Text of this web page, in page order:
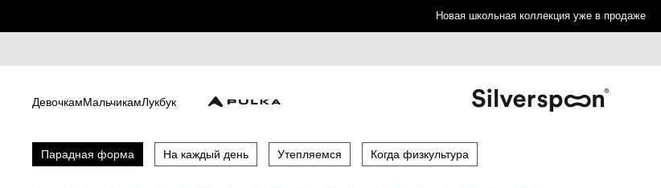
Новая школьная коллекция уже в продаже
ДевочкамМальчикамЛукбук
Парадная форма На каждый день Утепляемся Когда физкультура